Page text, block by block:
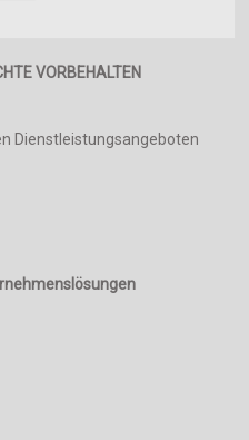
VORBEHALTEN
Dienstleistungsangeboten